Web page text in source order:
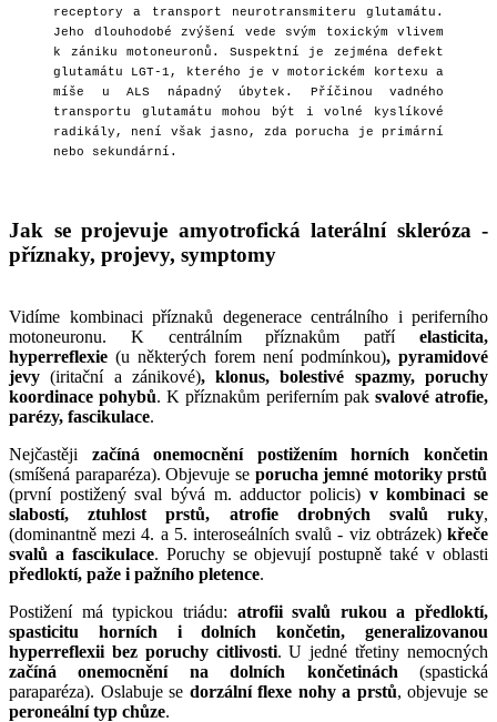
receptory a transport neurotransmiteru glutamátu.
Jeho dlouhodobé zvýšení vede svým toxickým vlivem
k zániku motoneuronů. Suspektní je zejména defekt
glutamátu LGT-1, kterého je v motorickém kortexu a
míše u ALS nápadný úbytek. Příčinou vadného
transportu glutamátu mohou být i volné kyslíkové
radikály, není však jasno, zda porucha je primární
nebo sekundární.
Jak se projevuje amyotrofická laterální skleróza -
příznaky, projevy, symptomy
Vidíme kombinaci příznaků degenerace centrálního i periferního
motoneuronu. K centrálním příznakům patří elasticita,
hyperreflexie (u některých forem není podmínkou), pyramidové
jevy(iritační a zánikové), klonus, bolestivé spazmy, poruchy
koordinace pohybů. K příznakům periferním pak svalové atrofie,
parézy, fascikulace.
Nejčastěji začíná onemocnění postižením horních končetin
(smíšená paraparéza). Objevuje se porucha jemné motoriky prstů
(první postižený sval bývá m. adductor policis) v kombinaci se
slabostí, ztuhlost prstů, atrofie drobných svalů ruky,
(dominantně mezi 4. a 5. interoseálních svalů - viz obtrázek) křeče
svalů a fascikulace. Poruchy se objevují postupně také v oblasti
předloktí, paže i pažního pletence.
Postižení má typickou triádu: atrofii svalů rukou a předloktí,
spasticitu horních i dolních končetin, generalizovanou
hyperreflexii bez poruchy citlivosti. U jedné třetiny nemocných
začíná onemocnění na dolních končetinách(spastická
paraparéza). Oslabuje se dorzální flexe nohy a prstů, objevuje se
peroneální typ chůze.